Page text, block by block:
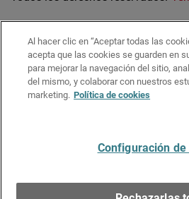
Al hacer clic en “Aceptar todas las
acepta que las cookies se guarden en
para mejorar la navegación del sitio,
del mismo, y colaborar con nuestros
marketing. Política de cookies
Configuración